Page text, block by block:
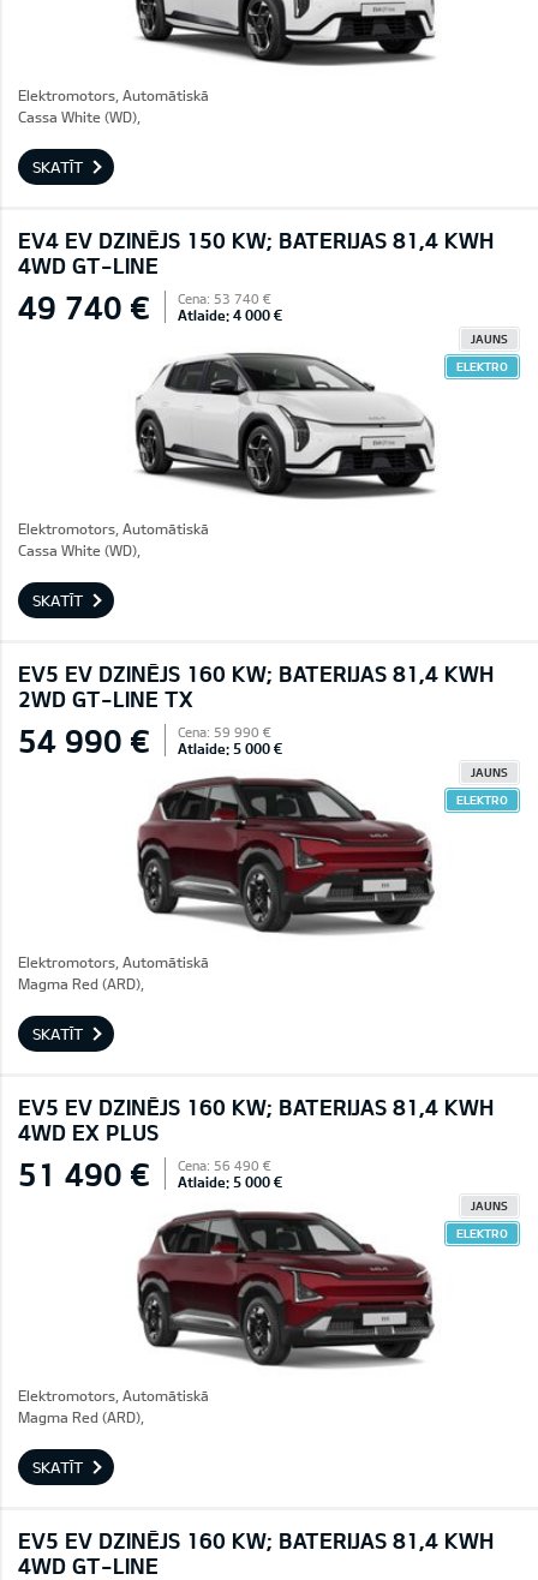
Elektromotors, Automātiskā
Cassa White (WD),
SKATĪT
EV4 EV DZINĒJS 150 KW; BATERIJAS 81,4 KWH
4WD GT-LINE
49 740 € Cena: 53 740 €
Atlaide: 4 000 €
JAUNS
ELEKTRO
Elektromotors, Automātiskā
Cassa White (WD),
SKATĪT
EV5 EV DZINĒJS 160 KW; BATERIJAS 81,4 KWH
2WD GT-LINE TX
54 990 € Cena: 59 990 €
Atlaide: 5 000 €
JAUNS
ELEKTRO
Elektromotors, Automātiskā
Magma Red (ARD),
SKATĪT
EV5 EV DZINĒJS 160 KW; BATERIJAS 81,4 KWH
4WD EX PLUS
51 490 € Cena: 56 490 €
Atlaide: 5 000 €
JAUNS
ELEKTRO
Elektromotors, Automātiskā
Magma Red (ARD),
SKATĪT
EV5 EV DZINĒJS 160 KW; BATERIJAS 81,4 KWH
4WD GT-LINE